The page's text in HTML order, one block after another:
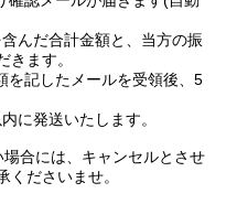
んだ合計金額と、当方の振
ます。
記したメールを受領後、5
に発送いたします。
合には、キャンセルとさせ
ださいませ。